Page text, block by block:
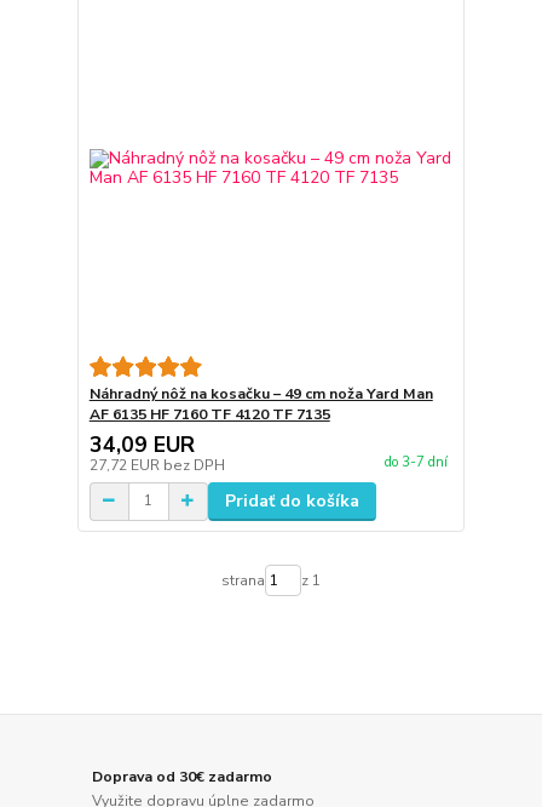
Náhradný nôž na kosačku – 49 cm noža Yard Man
AF 6135 HF 7160 TF 4120 TF 7135
34,09 EUR
27,72 EUR bez DPH do 3-7 dní
Pridať do košíka
strana z 1
Doprava od 30€ zadarmo
Využite dopravu úplne zadarmo